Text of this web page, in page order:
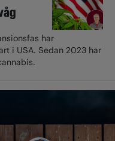
har
i USA. Sedan 2023 har